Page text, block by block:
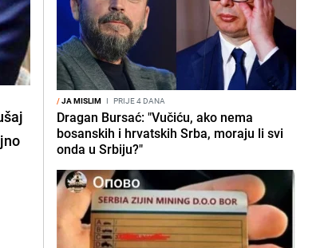
/JA MISLIM I PRIJE 4 DANA
Dragan Bursać: "Vučiću, ako nema
bosanskih i hrvatskih Srba, moraju li svi
onda u Srbiju?"